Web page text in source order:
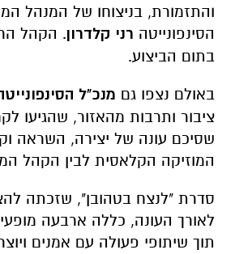
והתזמורת, בניצוחו של המנהל
הסינפונייטה רני קלדרון. הקהל
בתום הביצוע.
באולם נצפו גם מנכ"ל
ציבור ותרבות מהאזור, שהגיעו
שסיכם עונה של יצירה, השראה
המוזיקה הקלאסית לבין הקהל
סדרת "לנצח בטהובן", שזכתה
לאורך העונה, כללה ארבעה
תוך שיתופי פעולה עם אמנים